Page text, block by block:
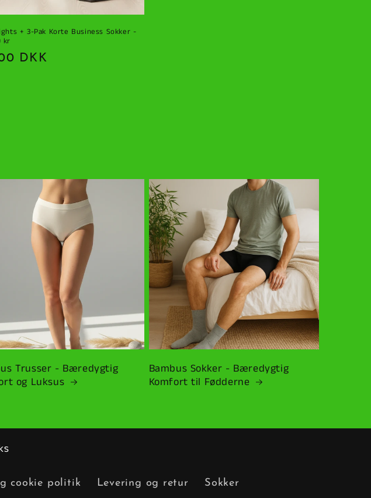
+ 3-Pak Korte Business Sokker -
kr
DKK
Trusser - Bæredygtig
og Luksus
Bambus Sokker - Bæredygtig
Komfort til Fødderne
cookie politik Levering og retur Sokker